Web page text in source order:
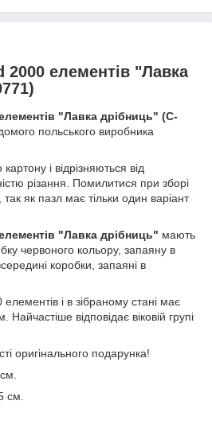
2000 елементів "Лавка
"Лавка дрібниць" (C-
польського виробника
картону і відрізняються від
різання. Помилитися при зборі
як пазл має тільки один варіант
"Лавка дрібниць" мають
червоного кольору, запаяну в
коробки, запаяні в
і в зібраному стані має
відповідає віковій групі
оригінального подарунка!
см.